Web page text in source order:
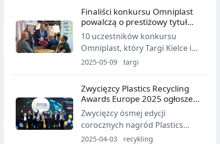
wydarzeń branży narzędziowej,
modelarskiej i formierskiej.
Pomimo wyzwań rynkowych i
zmieniających się warunków
gospodarczych, targi
potwierdziły swoją pozycję jako
kluczowe miejsce spotkań dla
branży.
Finaliści konkursu Omniplast
powalczą o prestiżowy tytuł
podczas targów Plastpol
10 uczestników konkursu
Omniplast, który Targi Kielce i
serwis tworzywa.pl organizują w
się z finałowym testem już 20
maja. Laureatów poznamy
podczas gali Platinum Plast 21
maja.
2025-05-09 targi
Zwycięzcy Plastics Recycling
Awards Europe 2025 ogłoszeni
podczas PRS Europe
Zwycięzcy ósmej edycji
corocznych nagród Plastics
Recycling Awards Europe zostali
2025-04-03 recykling